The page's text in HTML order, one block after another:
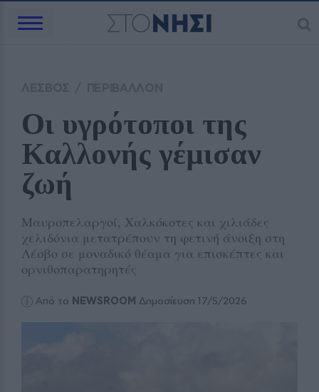
Οι υγρότοποι της
Καλλονής γέμισαν
ζωή
Μαυροπελαργοί, Χαλκόκοτες και χιλιάδες
χελιδόνια μετατρέπουν τη φετινή άνοιξη στη
Λέσβο σε μοναδικό θέαμα για επισκέπτες και
ορνιθοπαρατηρητές
Από το NEWSROOM Δημοσίευση 17/5/2026